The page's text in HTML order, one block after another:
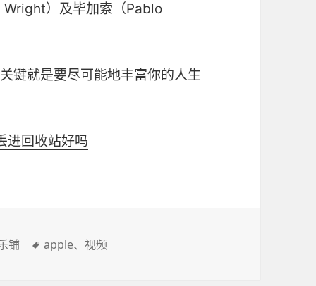
Wright）及毕加索（Pablo
键就是要尽可能地丰富你的人生
进回收站好吗
铺
标
apple、 视频